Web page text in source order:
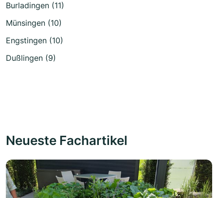
Burladingen (11)
Münsingen (10)
Engstingen (10)
Dußlingen (9)
Neueste Fachartikel